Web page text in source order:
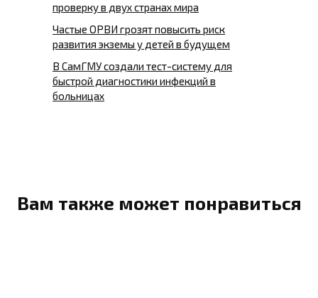
проверку в двух странах мира
Частые ОРВИ грозят повысить риск
развития экземы у детей в будущем
В СамГМУ создали тест-систему для
быстрой диагностики инфекций в
больницах
Вам также может понравиться